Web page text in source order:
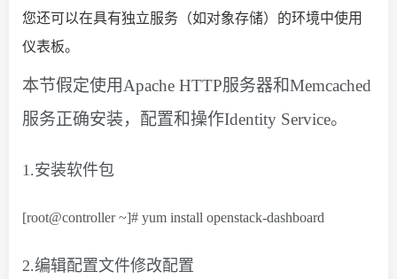
您还可以在具有独立服务（如对象存储）的环境中使用
仪表板。
本节假定使用Apache HTTP服务器和Memcached
服务正确安装，配置和操作Identity Service。
1.安装软件包
[root@controller ~]# yum install openstack-dashboard
2.编辑配置文件修改配置